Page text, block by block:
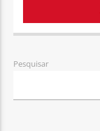
Pesquisar